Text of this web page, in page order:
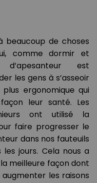
de choses
comme dormir et
est
les gens à s’asseoir
ergonomique qui
leur santé. Les
ont utilisé la
faire progresser le
dans nos fauteuils
jours. Cela nous a
meilleure façon dont
les raisons